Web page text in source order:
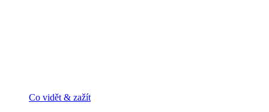
Co vidět & zažít